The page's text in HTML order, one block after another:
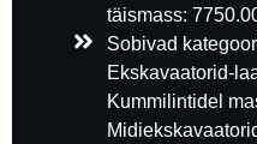
täismass:
Sobivad
Ekskavaatorid-
Kummilintidel